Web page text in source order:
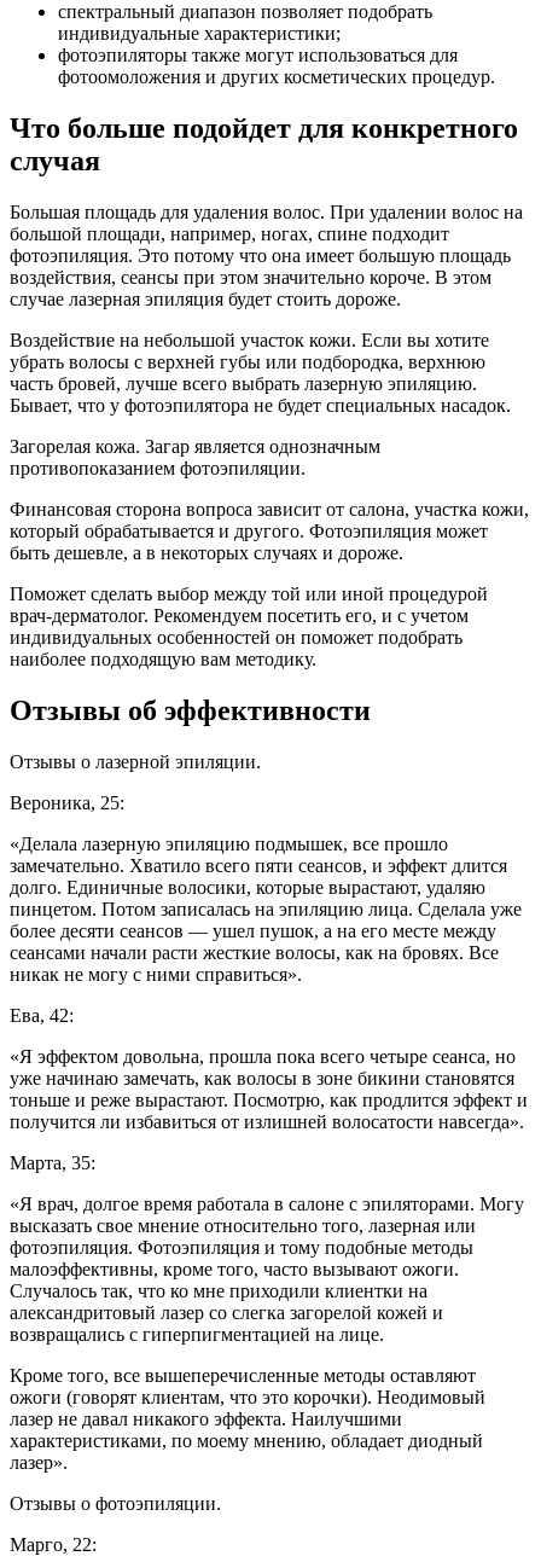
спектральный диапазон позволяет подобрать
индивидуальные характеристики;
фотоэпиляторы также могут использоваться для
фотоомоложения и других косметических процедур.
Что больше подойдет для конкретного
случая
Большая площадь для удаления волос. При удалении волос на
большой площади, например, ногах, спине подходит
фотоэпиляция. Это потому что она имеет большую площадь
воздействия, сеансы при этом значительно короче. В этом
случае лазерная эпиляция будет стоить дороже.
Воздействие на небольшой участок кожи. Если вы хотите
убрать волосы с верхней губы или подбородка, верхнюю
часть бровей, лучше всего выбрать лазерную эпиляцию.
Бывает, что у фотоэпилятора не будет специальных насадок.
Загорелая кожа. Загар является однозначным
противопоказанием фотоэпиляции.
Финансовая сторона вопроса зависит от салона, участка кожи,
который обрабатывается и другого. Фотоэпиляция может
быть дешевле, а в некоторых случаях и дороже.
Поможет сделать выбор между той или иной процедурой
врач-дерматолог. Рекомендуем посетить его, и с учетом
индивидуальных особенностей он поможет подобрать
наиболее подходящую вам методику.
Отзывы об эффективности
Отзывы о лазерной эпиляции.
Вероника, 25:
«Делала лазерную эпиляцию подмышек, все прошло
замечательно. Хватило всего пяти сеансов, и эффект длится
долго. Единичные волосики, которые вырастают, удаляю
пинцетом. Потом записалась на эпиляцию лица. Сделала уже
более десяти сеансов — ушел пушок, а на его месте между
сеансами начали расти жесткие волосы, как на бровях. Все
никак не могу с ними справиться».
Ева, 42:
«Я эффектом довольна, прошла пока всего четыре сеанса, но
уже начинаю замечать, как волосы в зоне бикини становятся
тоньше и реже вырастают. Посмотрю, как продлится эффект и
получится ли избавиться от излишней волосатости навсегда».
Марта, 35:
«Я врач, долгое время работала в салоне с эпиляторами. Могу
высказать свое мнение относительно того, лазерная или
фотоэпиляция. Фотоэпиляция и тому подобные методы
малоэффективны, кроме того, часто вызывают ожоги.
Случалось так, что ко мне приходили клиентки на
александритовый лазер со слегка загорелой кожей и
возвращались с гиперпигментацией на лице.
Кроме того, все вышеперечисленные методы оставляют
ожоги (говорят клиентам, что это корочки). Неодимовый
лазер не давал никакого эффекта. Наилучшими
характеристиками, по моему мнению, обладает диодный
лазер».
Отзывы о фотоэпиляции.
Марго, 22: